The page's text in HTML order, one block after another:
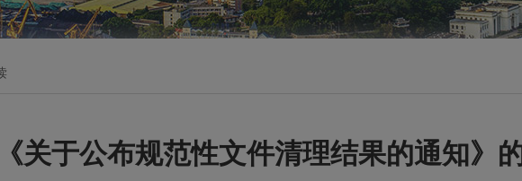
《关于公布规范性文件清理结果的通知》